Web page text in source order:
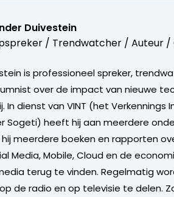
Duivestein
/ Trendwatcher / Auteur /
is professioneel spreker,
over de impact van nieuwe
In dienst van VINT (het Verkennings
Sogeti) heeft hij aan meerdere
meerdere boeken en rapporten
Media, Mobile, Cloud en de
terug te vinden. Regelmatig
de radio en op televisie te delen.